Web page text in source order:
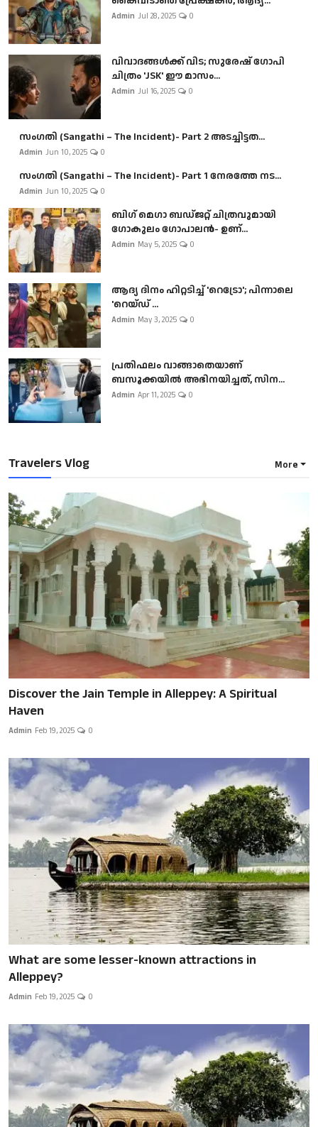
Admin Jul 28, 2025 0
വിവാദങ്ങൾക്ക് വിട; സുരേഷ് ഗോപി
ചിത്രം 'JSK' ഈ മാസം...
Admin Jul 16, 2025 0
സംഗതി (Sangathi – The Incident)- Part 2 അടച്ചിട്ടത...
Admin Jun 10, 2025 0
സംഗതി (Sangathi – The Incident)- Part 1 നേരത്തേ നട...
Admin Jun 10, 2025 0
ബി​ഗ് മെഗാ ബഡ്ജറ്റ് ചിത്രവുമായി
ഗോകുലം ഗോപാലൻ- ഉണ്...
Admin May 5, 2025 0
ആദ്യ ദിനം ഹിറ്റടിച്ച് 'റെട്രോ'; പിന്നാലെ
'റെയ്ഡ് ...
Admin May 3, 2025 0
പ്രതിഫലം വാങ്ങാതെയാണ്
ബസൂക്കയില്‍ അഭിനയിച്ചത്, സിന...
Admin Apr 11, 2025 0
Travelers Vlog More
Discover the Jain Temple in Alleppey: A Spiritual
Haven
Admin Feb 19, 2025 0
What are some lesser-known attractions in
Alleppey?
Admin Feb 19, 2025 0